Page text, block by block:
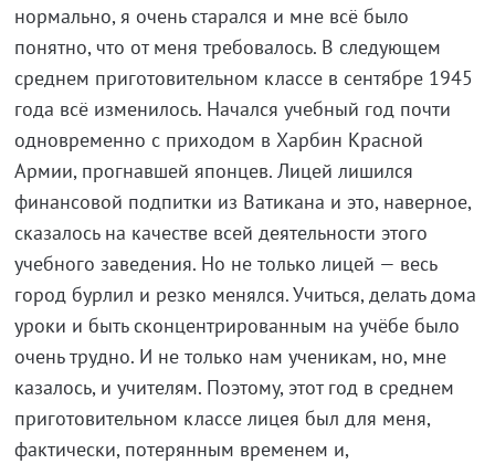
нормально, я очень старался и мне всё было
понятно, что от меня требовалось. В следующем
среднем приготовительном классе в сентябре 1945
года всё изменилось. Начался учебный год почти
одновременно с приходом в Харбин Красной
Армии, прогнавшей японцев. Лицей лишился
финансовой подпитки из Ватикана и это, наверное,
сказалось на качестве всей деятельности этого
учебного заведения. Но не только лицей — весь
город бурлил и резко менялся. Учиться, делать дома
уроки и быть сконцентрированным на учёбе было
очень трудно. И не только нам ученикам, но, мне
казалось, и учителям. Поэтому, этот год в среднем
приготовительном классе лицея был для меня,
фактически, потерянным временем и,